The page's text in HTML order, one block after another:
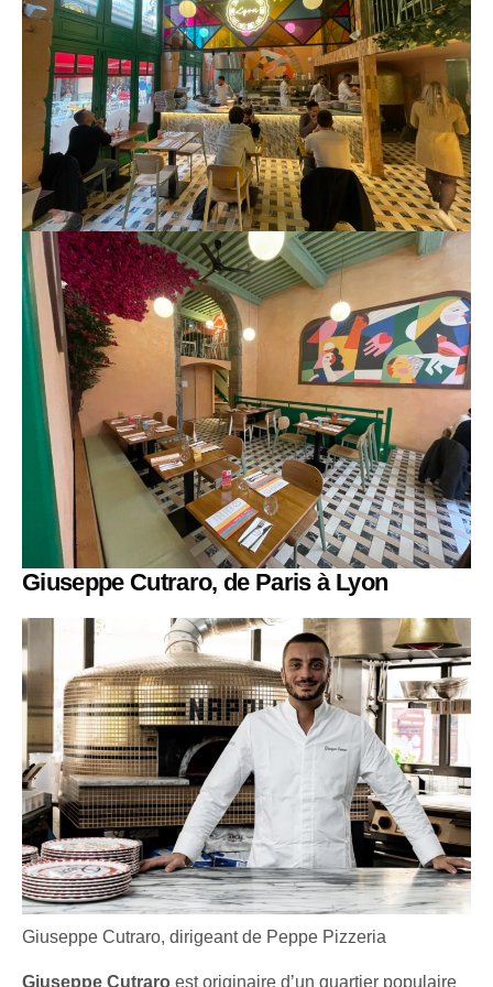
Giuseppe Cutraro, de Paris à Lyon
Giuseppe Cutraro, dirigeant de Peppe Pizzeria
Giuseppe Cutraro est originaire d’un quartier populaire